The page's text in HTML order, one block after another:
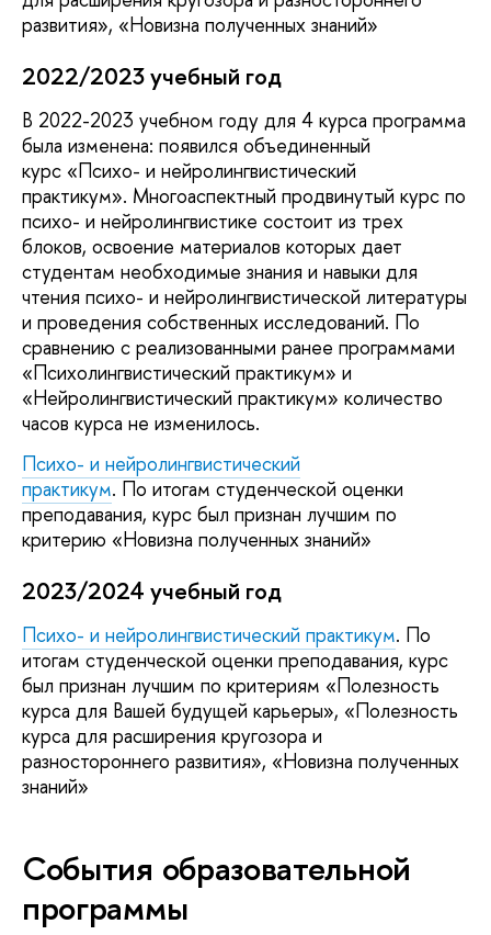
развития», «Новизна полученных знаний»
2022/2023 учебный год
В 2022-2023 учебном году для 4 курса программа
была изменена: появился объединенный
курс «Психо- и нейролингвистический
практикум». Многоаспектный продвинутый курс по
психо- и нейролингвистике состоит из трех
блоков, освоение материалов которых дает
студентам необходимые знания и навыки для
чтения психо- и нейролингвистической литературы
и проведения собственных исследований. По
сравнению с реализованными ранее программами
«Психолингвистический практикум» и
«Нейролингвистический практикум» количество
часов курса не изменилось.
Психо- и нейролингвистический
практикум. По итогам студенческой оценки
преподавания, курс был признан лучшим по
критерию «Новизна полученных знаний»
2023/2024 учебный год
Психо- и нейролингвистический практикум. По
итогам студенческой оценки преподавания, курс
был признан лучшим по критериям «Полезность
курса для Вашей будущей карьеры», «Полезность
курса для расширения кругозора и
разностороннего развития», «Новизна полученных
знаний»
События образовательной
программы